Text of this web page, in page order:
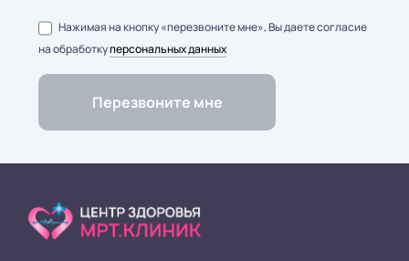
Нажимая на кнопку «перезвоните мне», Вы даете согласие
на обработкуперсональных данных